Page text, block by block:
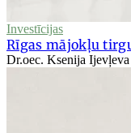
Investīcijas
Rīgas mājokļu
Dr.oec. Ksenija Ijevļeva